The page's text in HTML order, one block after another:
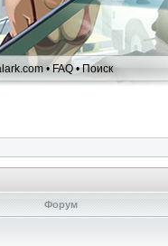
•FAQ•Поиск
Форум